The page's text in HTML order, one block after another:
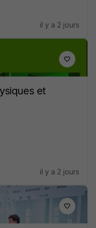
il y a 2 jours
et
il y a 2 jours